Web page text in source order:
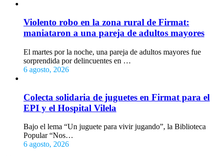
Violento robo en la zona rural de Firmat:
maniataron a una pareja de adultos mayores
El martes por la noche, una pareja de adultos mayores fue
sorprendida por delincuentes en …
6 agosto, 2026
Colecta solidaria de juguetes en Firmat para el
EPI y el Hospital Vilela
Bajo el lema “Un juguete para vivir jugando”, la Biblioteca
Popular “Nos…
6 agosto, 2026